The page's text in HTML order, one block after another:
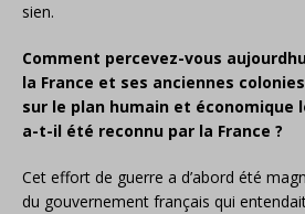
sien.
Comment percevez-vous
la France et ses anciennes
sur le plan humain et économique
a-t-il été reconnu par la France ?
Cet effort de guerre a d’abord été
du gouvernement français qui